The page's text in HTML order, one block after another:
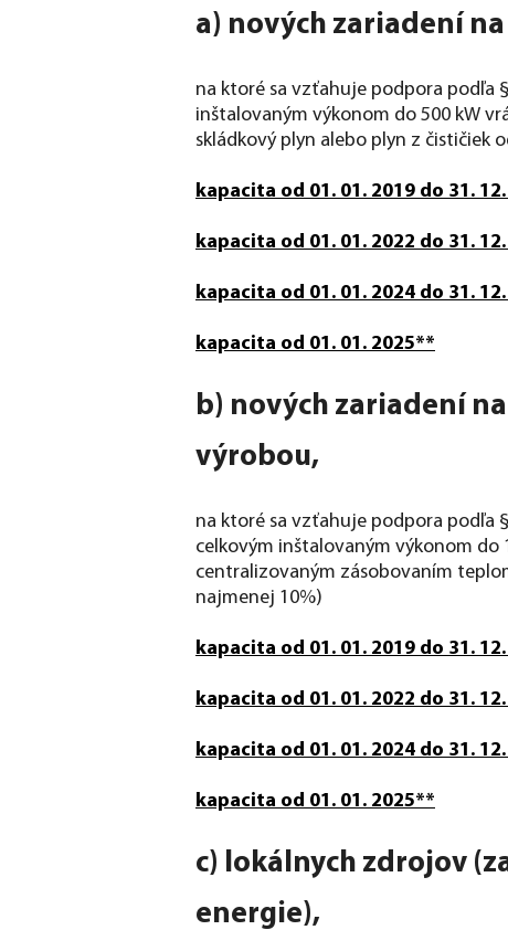
a) nových zariadení
na ktoré sa vzťahuje podpora podľa
inštalovaným výkonom do 500 kW
skládkový plyn alebo plyn z čističiek
kapacita od 01. 01. 2019 do 31. 12.
kapacita od 01. 01. 2022 do 31.
kapacita od 01. 01. 2024 do 31.
kapacita od 01. 01. 2025**
b) nových zariadení
výrobou,
na ktoré sa vzťahuje podpora podľa
celkovým inštalovaným výkonom
centralizovaným zásobovaním
najmenej 10%)
kapacita od 01. 01. 2019 do 31. 12.
kapacita od 01. 01. 2022 do 31.
kapacita od 01. 01. 2024 do 31.
kapacita od 01. 01. 2025**
c) lokálnych zdrojov
energie),